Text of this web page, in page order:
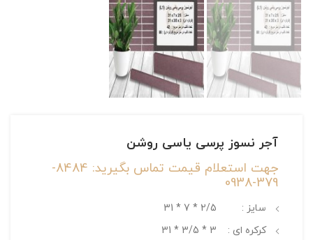
آجر نسوز پرسی یاسی روشن
جهت استعلام قیمت تماس بگیرید: 8484-
379-0938
سایز : 2/5 * 7 * 31
کرکره ای : 3 * 3/5 * 31